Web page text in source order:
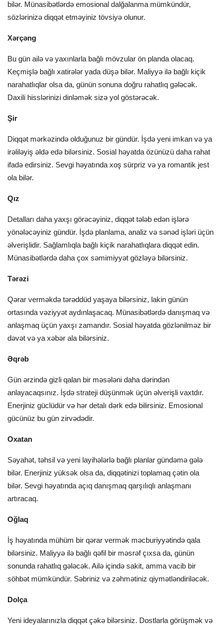
bilər. Münasibətlərdə emosional dalğalanma mümkündür,
sözlərinizə diqqət etməyiniz tövsiyə olunur.
Xərçəng
Bu gün ailə və yaxınlarla bağlı mövzular ön planda olacaq.
Keçmişlə bağlı xatirələr yada düşə bilər. Maliyyə ilə bağlı kiçik
narahatlıqlar olsa da, günün sonuna doğru rahatlıq gələcək.
Daxili hisslərinizi dinləmək sizə yol göstərəcək.
Şir
Diqqət mərkəzində olduğunuz bir gündür. İşdə yeni imkan və ya
irəliləyiş əldə edə bilərsiniz. Sosial həyatda özünüzü daha rahat
ifadə edirsiniz. Sevgi həyatında xoş sürpriz və ya romantik jest
ola bilər.
Qız
Detalları daha yaxşı görəcəyiniz, diqqət tələb edən işlərə
yönələcəyiniz gündür. İşdə planlama, analiz və sənəd işləri üçün
əlverişlidir. Sağlamlıqla bağlı kiçik narahatlıqlara diqqət edin.
Münasibətlərdə daha çox səmimiyyət gözləyə bilərsiniz.
Tərəzi
Qərar verməkdə tərəddüd yaşaya bilərsiniz, lakin günün
ortasında vəziyyət aydınlaşacaq. Münasibətlərdə danışmaq və
anlaşmaq üçün yaxşı zamandır. Sosial həyatda gözlənilməz bir
dəvət və ya xəbər ala bilərsiniz.
Əqrəb
Gün ərzində gizli qalan bir məsələni daha dərindən
anlayacaqsınız. İşdə strateji düşünmək üçün əlverişli vaxtdır.
Enerjiniz güclüdür və hər detalı dərk edə bilirsiniz. Emosional
gücünüz bu gün zirvədədir.
Oxatan
Səyahət, təhsil və yeni layihələrlə bağlı planlar gündəmə gələ
bilər. Enerjiniz yüksək olsa da, diqqətinizi toplamaq çətin ola
bilər. Sevgi həyatında açıq danışmaq qarşılıqlı anlaşmanı
artıracaq.
Oğlaq
İş həyatında mühüm bir qərar vermək məcburiyyətində qala
bilərsiniz. Maliyyə ilə bağlı qəfil bir məsrəf çıxsa da, günün
sonunda rahatlıq gələcək. Ailə içində sakit, amma vacib bir
söhbət mümkündür. Səbriniz və zəhmətiniz qiymətləndiriləcək.
Dolça
Yeni ideyalarınızla diqqət çəkə bilərsiniz. Dostlarla görüşmək və